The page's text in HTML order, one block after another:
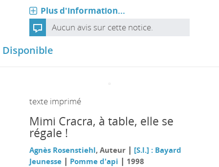
Plus d'information...
Aucun avis sur cette notice.
Disponible
texte imprimé
Mimi Cracra, à table, elle se
régale !
Agnès Rosenstiehl, Auteur | [S.l.] : Bayard
Jeunesse| Pomme d'api | 1998